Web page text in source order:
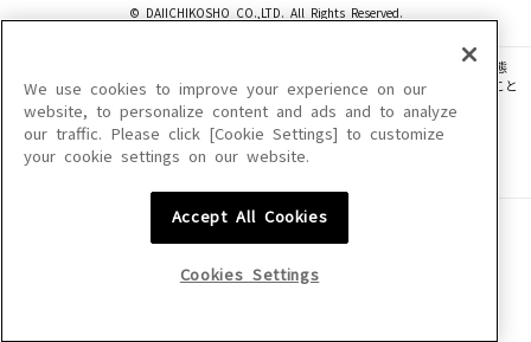
[生音]プロローグ
Uru
もっと見る
DAMの新曲・ランキングなど
© DAIICHIKOSHO CO.,LTD. All Rights Reserved.
このサイトに掲載されている一切の文章・画像・写真・動画・音声等を、手段や形態
を問わず、著作権法の定める範囲を超えて無断で複製、転載、ファイル化などすること
を禁じます。
楽曲及びコンテンツは、機種によりご利用いただけない場合があります。
楽曲及びコンテンツの配信日、配信内容が変更になる場合があります。
We use cookies to improve your experience on our
website, to personalize content and ads and to analyze
our traffic. Please click [Cookie Settings] to customize
your cookie settings on our website.
Accept All Cookies
Cookies Settings